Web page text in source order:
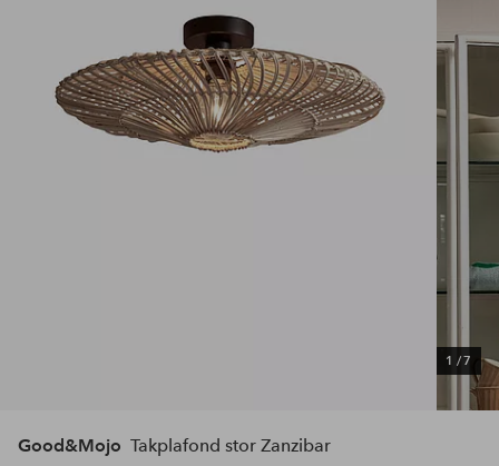
1 /7
Good&Mojo Takplafond stor Zanzibar